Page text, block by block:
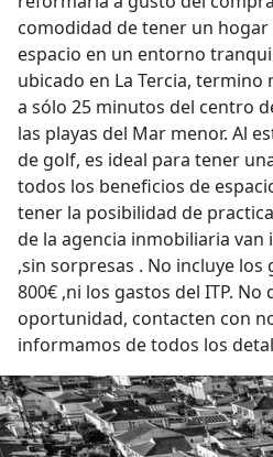
comodidad de tener un
espacio en un entorno
ubicado en La Tercia, termino
a sólo 25 minutos del centro
las playas del Mar menor. Al
de golf, es ideal para tener
todos los beneficios de
tener la posibilidad de
de la agencia inmobiliaria van
,sin sorpresas . No incluye
800€ ,ni los gastos del ITP. No
oportunidad, contacten con
informamos de todos los